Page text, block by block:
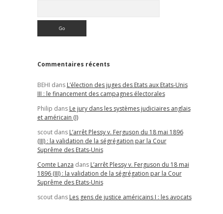
Commentaires récents
BEHI dans L’élection des juges des Etats aux Etats-Unis
III : le financement des campagnes électorales
Philip dans Le jury dans les systèmes judiciaires anglais
et américain (I)
scoutdans L’arrêt Plessy v. Ferguson du 18 mai 1896
(III) : la validation de la ségrégation par la Cour
Suprême des Etats-Unis
Comte Lanza dans L’arrêt Plessy v. Ferguson du 18 mai
1896 (III) : la validation de la ségrégation par la Cour
Suprême des Etats-Unis
scoutdans Les gens de justice américains I : les avocats